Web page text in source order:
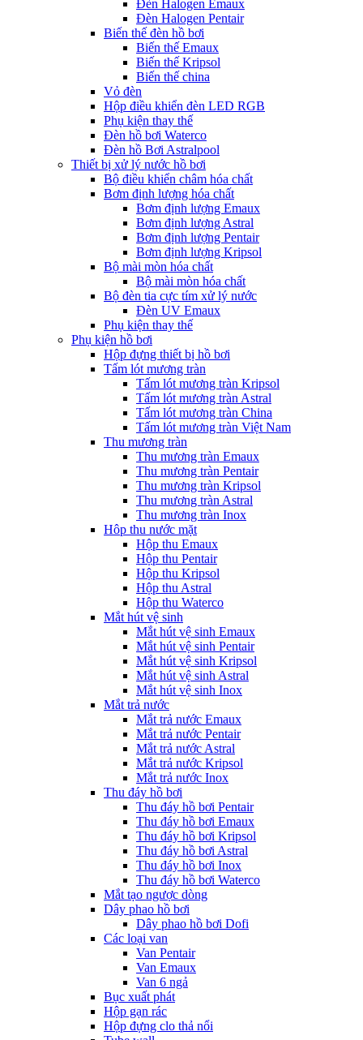
Đèn Halogen Emaux
Đèn Halogen Pentair
Biến thế đèn hồ bơi
Biến thế Emaux
Biến thế Kripsol
Biến thế china
Vỏ đèn
Hộp điều khiển đèn LED RGB
Phụ kiện thay thế
Đèn hồ bơi Waterco
Đèn hồ Bơi Astralpool
Thiết bị xử lý nước hồ bơi
Bộ điều khiển châm hóa chất
Bơm định lượng hóa chất
Bơm định lượng Emaux
Bơm định lượng Astral
Bơm định lượng Pentair
Bơm định lượng Kripsol
Bộ mài mòn hóa chất
Bộ mài mòn hóa chất
Bộ đèn tia cực tím xử lý nước
Đèn UV Emaux
Phụ kiện thay thế
Phụ kiện hồ bơi
Hộp đựng thiết bị hồ bơi
Tấm lót mương tràn
Tấm lót mương tràn Kripsol
Tấm lót mương tràn Astral
Tấm lót mương tràn China
Tấm lót mương tràn Việt Nam
Thu mương tràn
Thu mương tràn Emaux
Thu mương tràn Pentair
Thu mương tràn Kripsol
Thu mương tràn Astral
Thu mương tràn Inox
Hôp thu nước mặt
Hộp thu Emaux
Hộp thu Pentair
Hộp thu Kripsol
Hộp thu Astral
Hộp thu Waterco
Mắt hút vệ sinh
Mắt hút vệ sinh Emaux
Mắt hút vệ sinh Pentair
Mắt hút vệ sinh Kripsol
Mắt hút vệ sinh Astral
Mắt hút vệ sinh Inox
Mắt trả nước
Mắt trả nước Emaux
Mắt trả nước Pentair
Mắt trả nước Astral
Mắt trả nước Kripsol
Mắt trả nước Inox
Thu đáy hồ bơi
Thu đáy hồ bơi Pentair
Thu đáy hồ bơi Emaux
Thu đáy hồ bơi Kripsol
Thu đáy hồ bơi Astral
Thu đáy hồ bơi Inox
Thu đáy hồ bơi Waterco
Mắt tạo ngược dòng
Dây phao hồ bơi
Dây phao hồ bơi Dofi
Các loại van
Van Pentair
Van Emaux
Van 6 ngả
Bục xuất phát
Hộp gạn rác
Hộp đựng clo thả nổi